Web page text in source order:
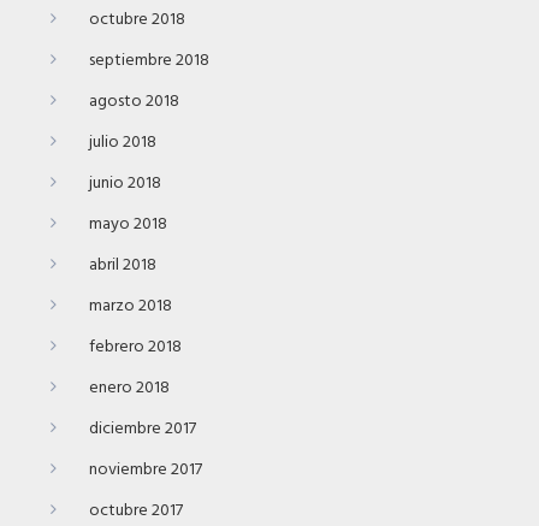
octubre 2018
septiembre 2018
agosto 2018
julio 2018
junio 2018
mayo 2018
abril 2018
marzo 2018
febrero 2018
enero 2018
diciembre 2017
noviembre 2017
octubre 2017